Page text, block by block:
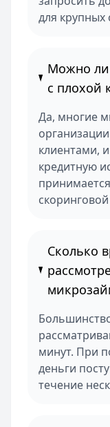
для
Можно
с плохой
Да, многие
клиентами,
кредитную
Сколько
минут. При
деньги
течение